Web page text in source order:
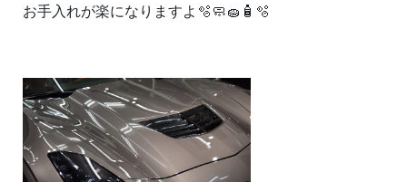
お手入れが楽になりますよ🫧🧼🧽🧴🫧